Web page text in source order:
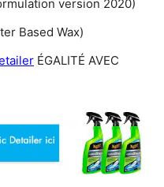
version 2020)
Based Wax)
ÉGALITÉ AVEC